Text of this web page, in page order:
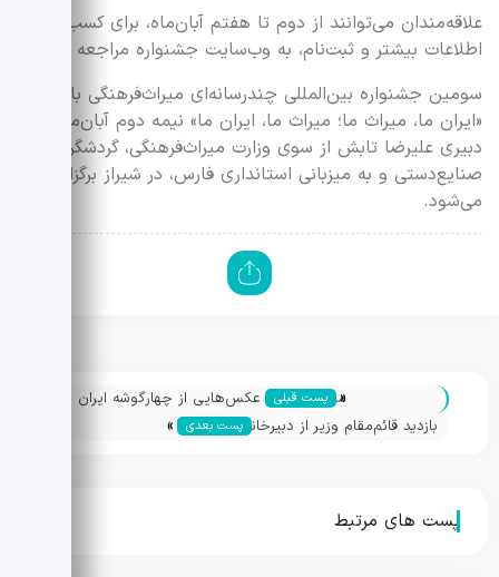
علاقه‌مندان می‌توانند از دوم تا هفتم آبان‌ماه، برای کسب
اطلاعات بیشتر و ثبت‌نام، به وب‌سایت جشنواره مراجعه کنند.
سومین جشنواره بین‌المللی چندرسانه‌ای میراث‌فرهنگی با شعار
«ایران ما، میراث ما؛ میراث ما، ایران ما» نیمه دوم آبان‌ماه، به
دبیری علیرضا تابش از سوی وزارت میراث‌فرهنگی، گردشگری و
صنایع‌دستی و به میزبانی استانداری فارس، در شیراز برگزار
می‌شود.
« پست قبلی
میلاد بهشتی: عکس‌هایی از چهارگوشه ایران
در سومین جشنواره میراث‌فرهنگی/ «عکس
بازدید قائم‌مقام وزیر از دبیرخانه سومین
پست بعدی »
پست های مرتبط